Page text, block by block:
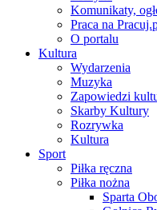
Komunikaty,
Praca na
O portalu
Kultura
Wydarzenia
Muzyka
Zapowiedzi
Skarby Kultury
Rozrywka
Kultura
Sport
Piłka ręczna
Piłka nożna
Sparta